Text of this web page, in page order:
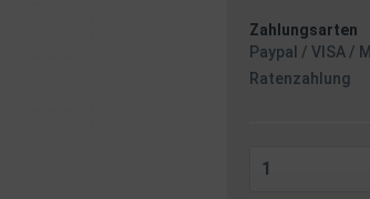
Zahlungsarten
Paypal / VISA /
Ratenzahlung